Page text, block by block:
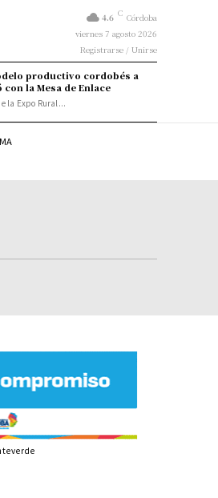
4.6 C Córdoba
viernes 7 agosto 2026
Registrarse / Unirse
productivo cordobés a
la Mesa de Enlace
la Expo Rural...